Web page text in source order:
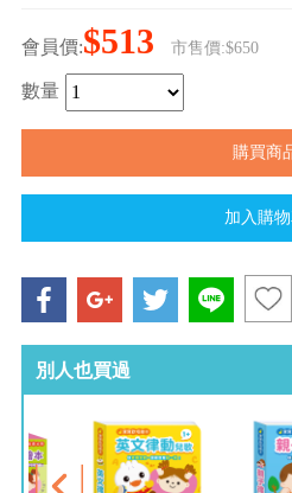
會員價:$513 市售價:$650
數量
別人也買過